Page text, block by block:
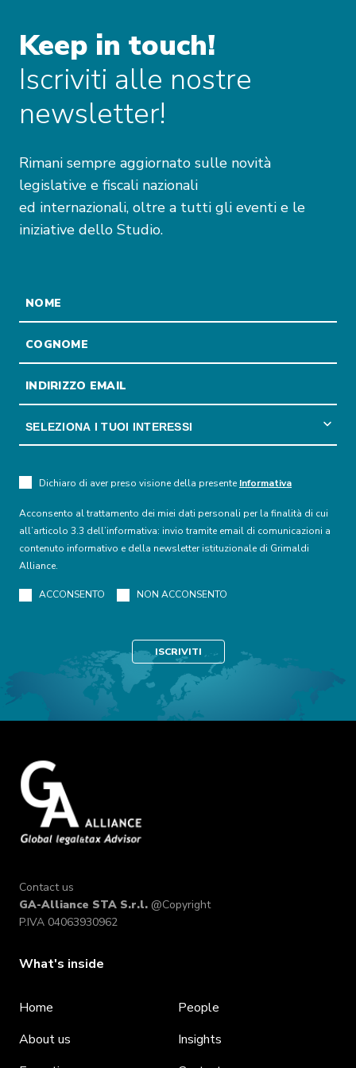
Keep in touch!
Iscriviti alle nostre
newsletter!
Rimani sempre aggiornato sulle novità
legislative e fiscali nazionali
ed internazionali, oltre a tutti gli eventi e le
iniziative dello Studio.
Dichiaro di aver preso visione della presente Informativa
Acconsento al trattamento dei miei dati personali per la finalità di cui
all’articolo 3.3 dell’informativa: invio tramite email di comunicazioni a
contenuto informativo e della newsletter istituzionale di Grimaldi
Alliance.
ACCONSENTO NON ACCONSENTO
Contact us
GA-Alliance STA S.r.l. @Copyright
P.IVA 04063930962
What's inside
Home
About us
People
Insights